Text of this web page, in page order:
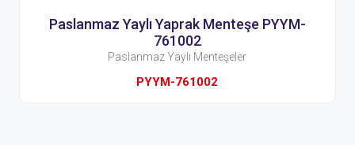
Paslanmaz Yaylı Yaprak Menteşe PYYM-
761002
Paslanmaz Yaylı Menteşeler
PYYM-761002